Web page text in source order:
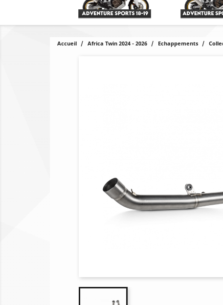
Accueil Africa Twin 2024 - 2026 Echappements